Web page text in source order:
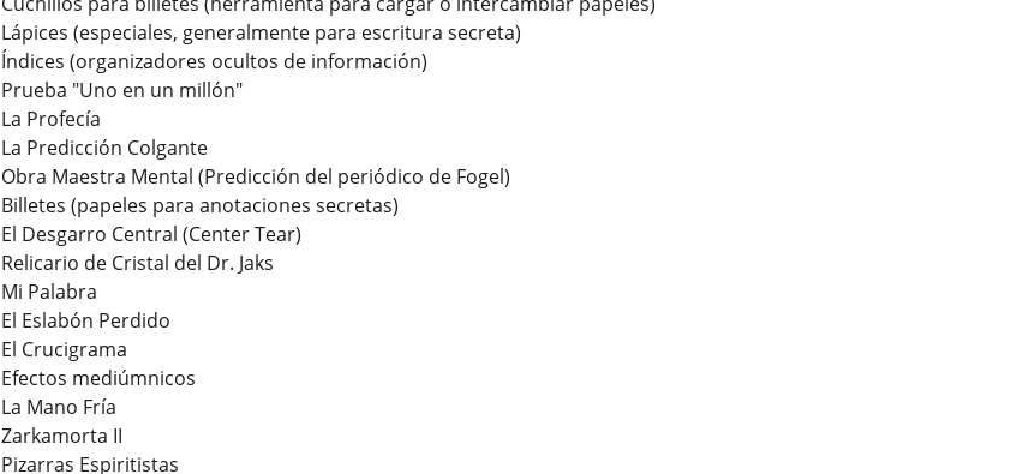
Lápices (especiales, generalmente para escritura secreta)
Índices (organizadores ocultos de información)
Prueba "Uno en un millón"
La Profecía
La Predicción Colgante
Obra Maestra Mental (Predicción del periódico de Fogel)
Billetes (papeles para anotaciones secretas)
El Desgarro Central (Center Tear)
Relicario de Cristal del Dr. Jaks
Mi Palabra
El Eslabón Perdido
El Crucigrama
Efectos mediúmnicos
La Mano Fría
Zarkamorta II
Pizarras Espiritistas